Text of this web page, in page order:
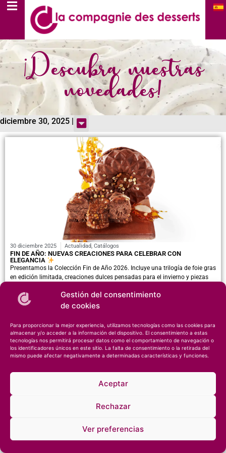
Gestión del consentimiento
de cookies
Para proporcionar la mejor experiencia, utilizamos tecnologías como las cookies para
almacenar y/o acceder a la información del dispositivo. El consentimiento a estas
tecnologías nos permitirá procesar datos como el comportamiento de navegación o
los identificadores únicos en este sitio. La falta de consentimiento o la retirada del
mismo puede afectar negativamente a determinadas características y funciones.
Aceptar
Rechazar
Ver preferencias
¡Descubra nuestras
novedades!
diciembre 30, 2025 |
30 diciembre 2025 Actualidad, Catálogos
FIN DE AÑO: NUEVAS CREACIONES PARA CELEBRAR CON
ELEGANCIA
Presentamos la Colección Fin de Año 2026. Incluye una trilogía de foie gras
en edición limitada, creaciones dulces pensadas para el invierno y piezas
elaboraciones de la chef pastelera Jessica Prealpato, centradas en una
pastelería responsable...